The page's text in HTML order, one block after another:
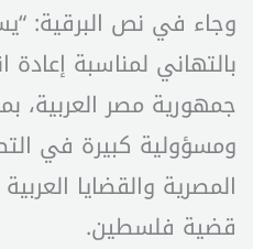
وجاء في نص البرقية:
بالتهاني لمناسبة
جمهورية مصر العربية،
ومسؤولية كبيرة في
المصرية والقضايا
قضية فلسطين.